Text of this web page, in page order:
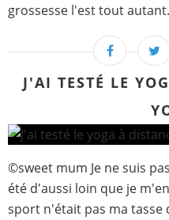
grossesse l'est tout
J'AI TESTÉ LE
©sweet mum Je ne suis
été d'aussi loin que je
sport n'était pas ma tasse